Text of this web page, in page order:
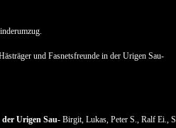
und Fasnetsfreunde in der Urigen Sau-
Urigen Sau- Birgit, Lukas, Peter S., Ralf Ei.,